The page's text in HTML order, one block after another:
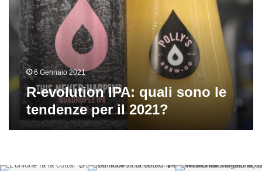
sono
tendenze
2021?
6 Gennaio 2021
R-evolution IPA: quali sono le
tendenze per il 2021?